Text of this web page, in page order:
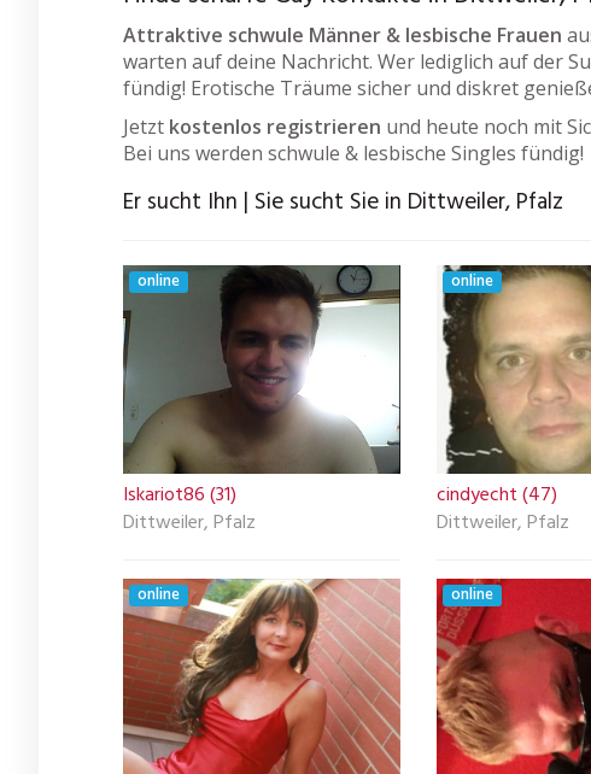
Attraktive schwule Männer & lesbische Frauen
warten auf deine Nachricht. Wer lediglich auf der
fündig! Erotische Träume sicher und diskret
Jetzt kostenlos registrieren und heute noch mit
Bei uns werden schwule & lesbische Singles fündig!
Er sucht Ihn | Sie sucht Sie in Dittweiler, Pfalz
online
Iskariot86 (31)
Dittweiler, Pfalz
online
cindyecht (47)
Dittweiler, Pfalz
online online